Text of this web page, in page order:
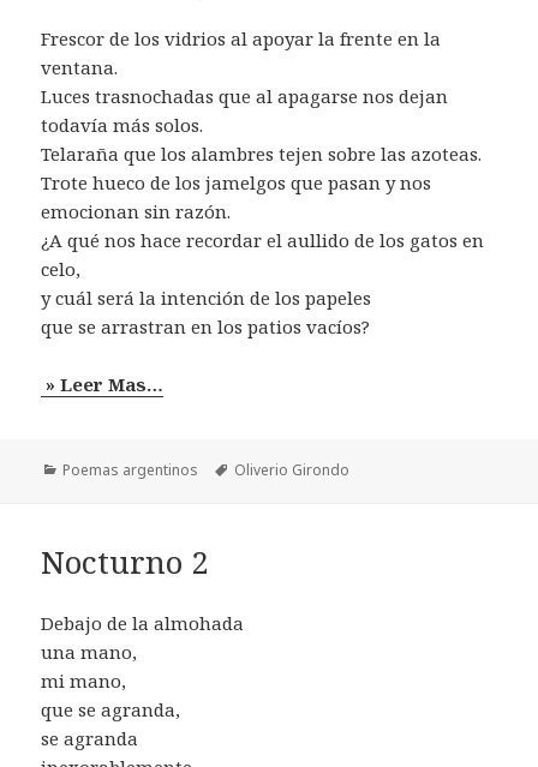
Frescor de los vidrios al apoyar la frente en la
ventana.
Luces trasnochadas que al apagarse nos dejan
todavía más solos.
Telaraña que los alambres tejen sobre las azoteas.
Trote hueco de los jamelgos que pasan y nos
emocionan sin razón.
¿A qué nos hace recordar el aullido de los gatos en
celo,
y cuál será la intención de los papeles
que se arrastran en los patios vacíos?
» Leer Mas…
Categorías
Poemas argentinos Etiquetas
Oliverio Girondo
Nocturno 2
Debajo de la almohada
una mano,
mi mano,
que se agranda,
se agranda